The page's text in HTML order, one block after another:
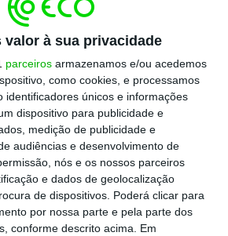
valor à sua privacidade
parceiros armazenamos e/ou acedemos
como cookies, e processamos
identificadores únicos e informações
dispositivo para publicidade e
medição de publicidade e
audiências e desenvolvimento de
nós e os nossos parceiros
e dados de geolocalização
de dispositivos. Poderá clicar para
por nossa parte e pela parte dos
conforme descrito acima. Em
o primeiro-ministro
de 1.500 portugueses
na sua maioria jovens,
de gestão ou estão em
a novas tecnologias.
político, gostaria nesta
os laços bilaterais
Na segunda-feira [ao
um encontro com a